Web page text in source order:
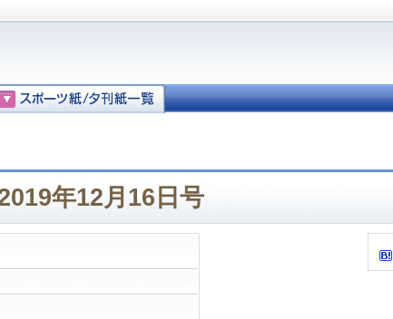
年12月16日号